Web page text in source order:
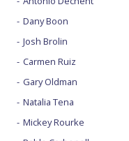
Dany Boon
Josh Brolin
Carmen Ruiz
Gary Oldman
Natalia Tena
Mickey Rourke